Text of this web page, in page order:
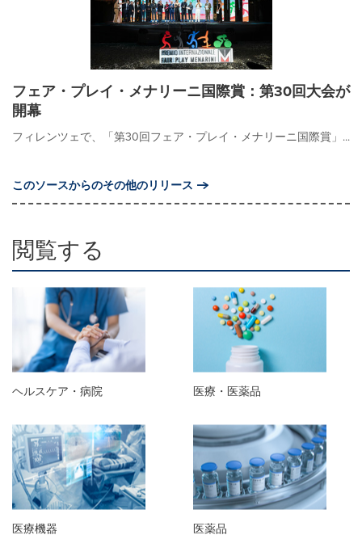
フェア・プレイ・メナリーニ国際賞：第30回大会が
開幕
フィレンツェで、「第30回フェア・プレイ・メナリーニ国際賞」...
このソースからのその他のリリース
閲覧する
ヘルスケア・病院 医療・医薬品
医療機器 医薬品